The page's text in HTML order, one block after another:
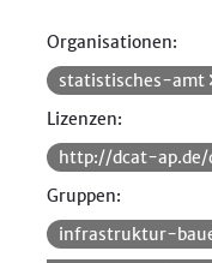
Organisationen:
statistisches-amt
Lizenzen:
http://dcat-
Gruppen:
infrastruktur-